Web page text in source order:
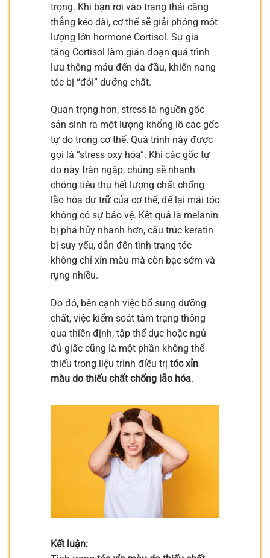
trọng. Khi bạn rơi vào trạng thái căng
thẳng kéo dài, cơ thể sẽ giải phóng một
lượng lớn hormone Cortisol. Sự gia
tăng Cortisol làm gián đoạn quá trình
lưu thông máu đến da đầu, khiến nang
tóc bị “đói” dưỡng chất.
Quan trọng hơn, stress là nguồn gốc
sản sinh ra một lượng khổng lồ các gốc
tự do trong cơ thể. Quá trình này được
gọi là “stress oxy hóa”. Khi các gốc tự
do này tràn ngập, chúng sẽ nhanh
chóng tiêu thụ hết lượng chất chống
lão hóa dự trữ của cơ thể, để lại mái tóc
không có sự bảo vệ. Kết quả là melanin
bị phá hủy nhanh hơn, cấu trúc keratin
bị suy yếu, dẫn đến tình trạng tóc
không chỉ xỉn màu mà còn bạc sớm và
rụng nhiều.
Do đó, bên cạnh việc bổ sung dưỡng
chất, việc kiểm soát tâm trạng thông
qua thiền định, tập thể dục hoặc ngủ
đủ giấc cũng là một phần không thể
thiếu trong liệu trình điều trị tóc xỉn
màu do thiếu chất chống lão hóa.
Kết luận: